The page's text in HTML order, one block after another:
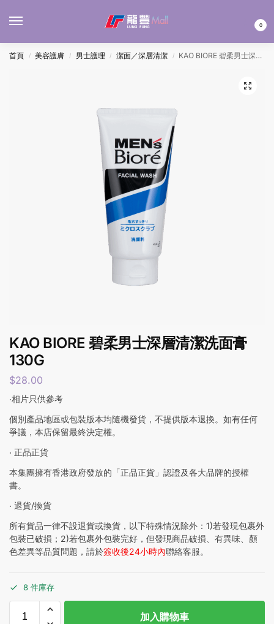
0
首頁 / 美容護膚 / 男士護理 / 潔面／深層清潔 / KAO BIORE 碧柔男士深層清潔洗面膏 130G
KAO BIORE 碧柔男士深層清潔洗面膏
130G
$28.00
‧相片只供參考
個別產品地區或包裝版本均隨機發貨，不提供版本退換。如有任何
爭議，本店保留最終決定權。
‧ 正品正貨
本集團擁有香港政府發放的「正品正貨」認證及各大品牌的授權
書。
‧ 退貨/換貨
所有貨品一律不設退貨或換貨，以下特殊情況除外：1)若發現包裹外
包裝已破損；2)若包裹外包裝完好，但發現商品破損、有異味、顏
色差異等品質問題，請於簽收後24小時內聯絡客服。
8 件庫存
加入購物車